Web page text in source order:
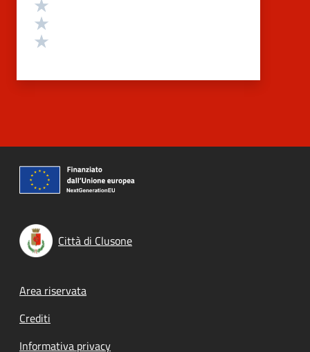
Città di Clusone
Footer menu
Area riservata
Crediti
Informativa privacy